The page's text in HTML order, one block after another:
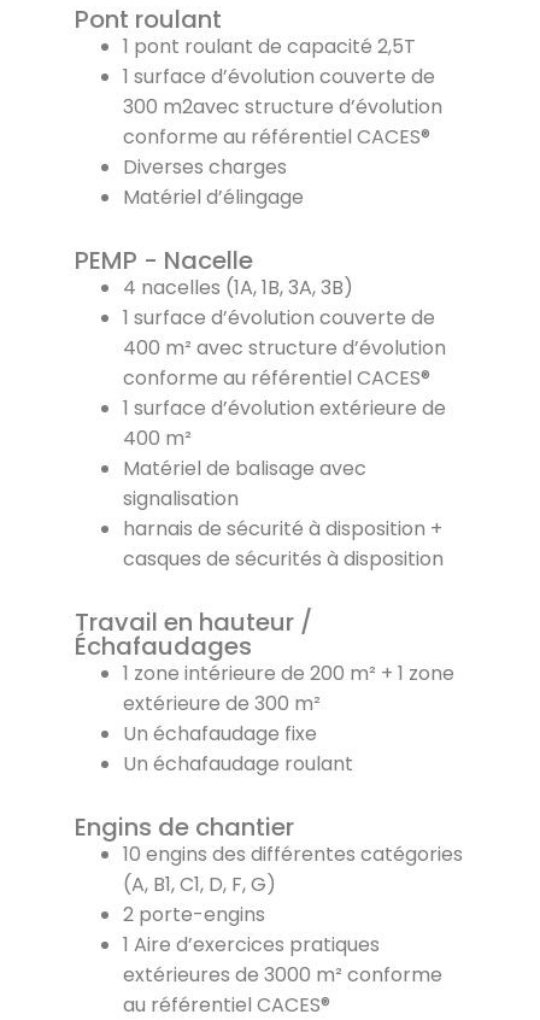
Pont roulant
1 pont roulant de capacité 2,5T
1 surface d’évolution couverte de
300 m2avec structure d’évolution
conforme au référentiel CACES®
Diverses charges
Matériel d’élingage
PEMP - Nacelle
4 nacelles (1A, 1B, 3A, 3B)
1 surface d’évolution couverte de
400 m² avec structure d’évolution
conforme au référentiel CACES®
1 surface d’évolution extérieure de
400 m²
Matériel de balisage avec
signalisation
harnais de sécurité à disposition +
casques de sécurités à disposition
Travail en hauteur /
Échafaudages
1 zone intérieure de 200 m² + 1 zone
extérieure de 300 m²
Un échafaudage fixe
Un échafaudage roulant
Engins de chantier
10 engins des différentes catégories
(A, B1, C1, D, F, G)
2 porte-engins
1 Aire d’exercices pratiques
extérieures de 3000 m² conforme
au référentiel CACES®